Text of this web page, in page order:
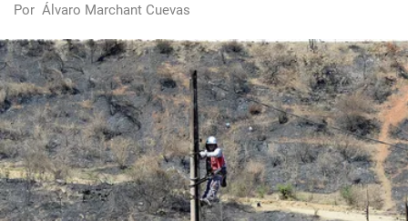
Por Álvaro Marchant Cuevas